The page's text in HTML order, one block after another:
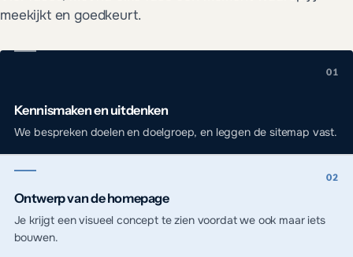
meekijkt en goedkeurt.
Kennismaken en uitdenken
We bespreken doelen en doelgroep, en leggen de sitemap vast.
Ontwerp van de homepage
Je krijgt een visueel concept te zien voordat we ook maar iets
bouwen.